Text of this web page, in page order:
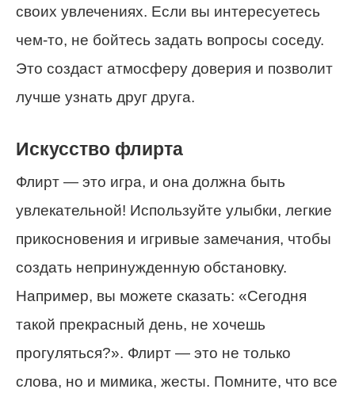
своих увлечениях. Если вы интересуетесь
чем-то, не бойтесь задать вопросы соседу.
Это создаст атмосферу доверия и позволит
лучше узнать друг друга.
Искусство флирта
Флирт — это игра, и она должна быть
увлекательной! Используйте улыбки, легкие
прикосновения и игривые замечания, чтобы
создать непринужденную обстановку.
Например, вы можете сказать: «Сегодня
такой прекрасный день, не хочешь
прогуляться?». Флирт — это не только
слова, но и мимика, жесты. Помните, что все